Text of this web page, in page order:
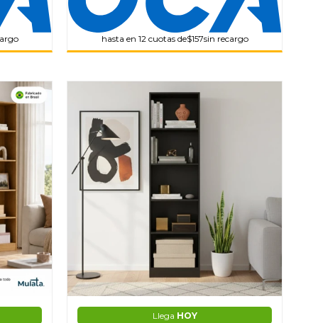
hasta en 12 cuotas de$157sin recargo
Llega HOY